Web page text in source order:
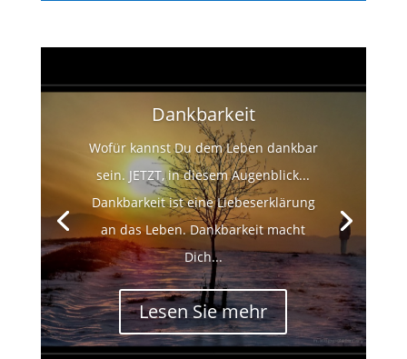
Dankbarkeit
Wofür kannst Du dem Leben dankbar
sein. JETZT, in diesem Augenblick...
Dankbarkeit ist eine Liebeserklärung
an das Leben. Dankbarkeit macht
Dich...
Lesen Sie mehr